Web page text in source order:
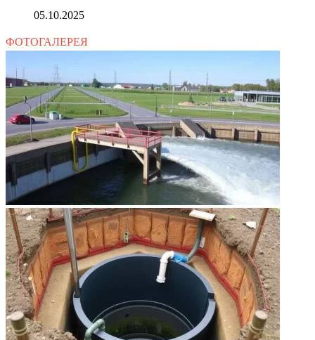
05.10.2025
ФОТОГАЛЕРЕЯ